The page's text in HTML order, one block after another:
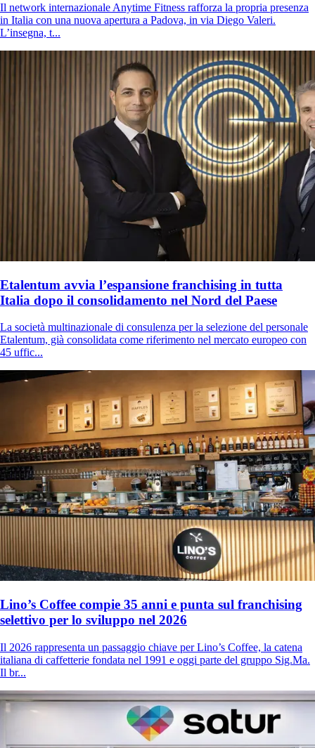
Il network internazionale Anytime Fitness rafforza la propria presenza
in Italia con una nuova apertura a Padova, in via Diego Valeri.
L’insegna, t...
Etalentum avvia l’espansione franchising in tutta
Italia dopo il consolidamento nel Nord del Paese
La società multinazionale di consulenza per la selezione del personale
Etalentum, già consolidata come riferimento nel mercato europeo con
45 uffic...
Lino’s Coffee compie 35 anni e punta sul franchising
selettivo per lo sviluppo nel 2026
Il 2026 rappresenta un passaggio chiave per Lino’s Coffee, la catena
italiana di caffetterie fondata nel 1991 e oggi parte del gruppo Sig.Ma.
Il br...